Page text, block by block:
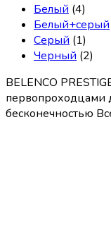
Белый (4)
Белый+cерый
Серый (1)
Черный (2)
BELENCO
первопроходцами
бесконечностью